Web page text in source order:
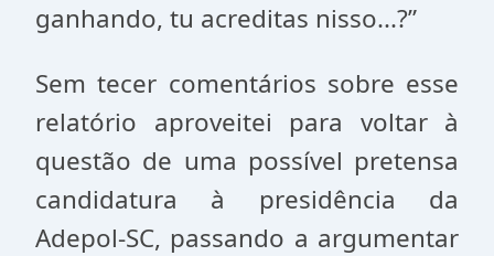
ganhando, tu acreditas nisso...?”
Sem tecer comentários sobre esse
relatório aproveitei para voltar à
questão de uma possível pretensa
candidatura à presidência da
Adepol-SC, passando a argumentar